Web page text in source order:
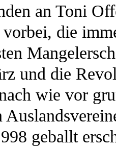
an Toni
die
und die
wie vor
geballt